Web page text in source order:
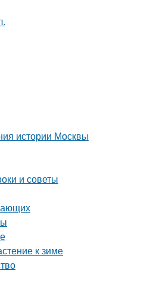
истории Москвы
и советы
к зиме